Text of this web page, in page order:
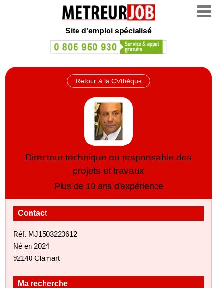
Site d'emploi spécialisé
Retour à la CVthèque
Directeur technique ou responsable des
projets et travaux
Plus de 10 ans d'expérience
Contact
Réf. MJ1503220612
Né en 2024
92140 Clamart
Ma recherche